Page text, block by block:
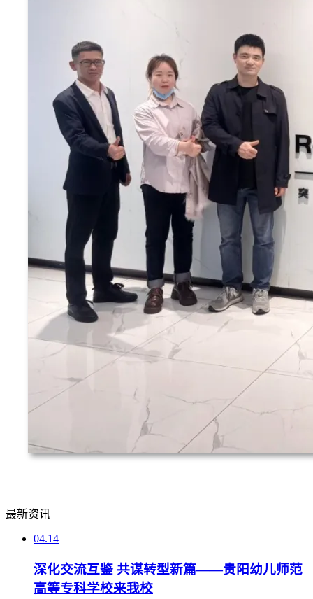
最新资讯
04.14
深化交流互鉴 共谋转型新篇——贵阳幼儿师范
高等专科学校来我校